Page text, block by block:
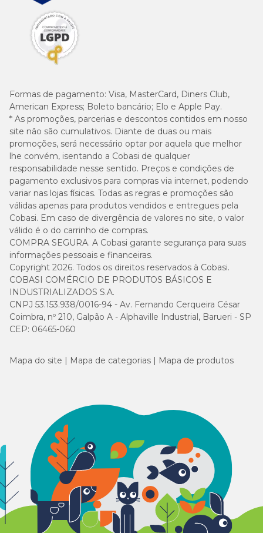
Formas de pagamento: Visa, MasterCard, Diners Club,
American Express; Boleto bancário; Elo e Apple Pay.
* As promoções, parcerias e descontos contidos em nosso
site não são cumulativos. Diante de duas ou mais
promoções, será necessário optar por aquela que melhor
lhe convém, isentando a Cobasi de qualquer
responsabilidade nesse sentido. Preços e condições de
pagamento exclusivos para compras via internet, podendo
variar nas lojas físicas. Todas as regras e promoções são
válidas apenas para produtos vendidos e entregues pela
Cobasi. Em caso de divergência de valores no site, o valor
válido é o do carrinho de compras.
COMPRA SEGURA. A Cobasi garante segurança para suas
informações pessoais e financeiras.
Copyright 2026. Todos os direitos reservados à Cobasi.
COBASI COMÉRCIO DE PRODUTOS BÁSICOS E
INDUSTRIALIZADOS S.A.
CNPJ 53.153.938/0016-94 - Av. Fernando Cerqueira César
Coimbra, nº 210, Galpão A - Alphaville Industrial, Barueri - SP
CEP: 06465-060
Mapa do site Mapa de categorias Mapa de produtos